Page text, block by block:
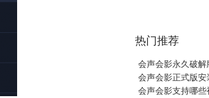
热门推荐
会声会影永久破解
会声会影正式版
会声会影支持哪些